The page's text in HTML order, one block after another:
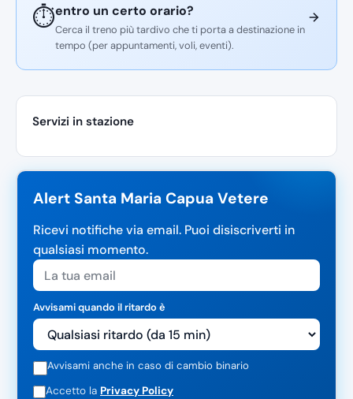
⏱️entro un certo orario?
Cerca il treno più tardivo che ti porta a destinazione in
tempo (per appuntamenti, voli, eventi).
Servizi in stazione
Alert Santa Maria Capua Vetere
Ricevi notifiche via email. Puoi disiscriverti in
qualsiasi momento.
Avvisami quando il ritardo è
Avvisami anche in caso di cambio binario
Accetto la Privacy Policy